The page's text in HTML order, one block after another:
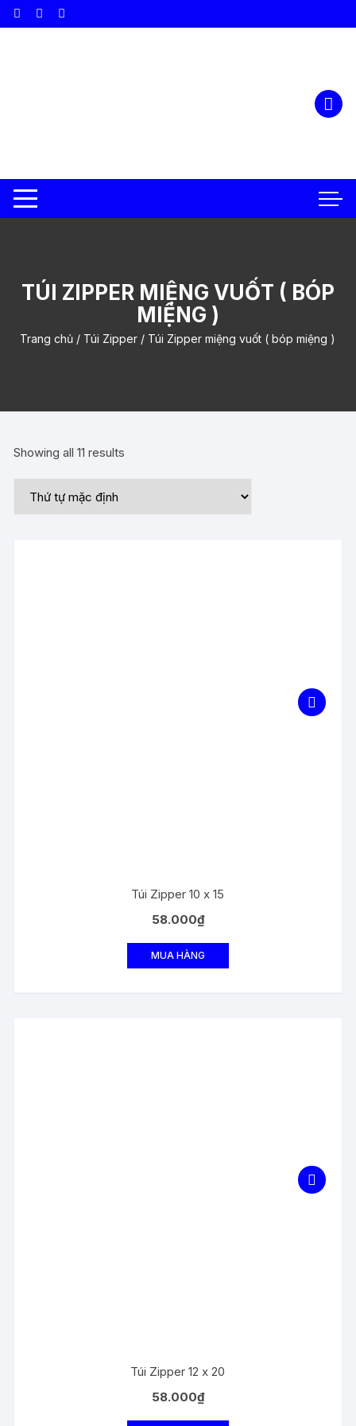
Chuyển
tới
TÚI ZIPPER MIỆNG VUỐT ( BÓP
MIỆNG )
Trang chủ / Túi Zipper / Túi Zipper miệng vuốt ( bóp miệng )
Showing all 11 results
Túi Zipper 10 x 15
58.000₫
MUA HÀNG
Túi Zipper 12 x 20
58.000₫